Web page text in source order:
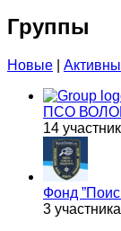
Группы
Новые
ПСО
14
Фонд
3 участника